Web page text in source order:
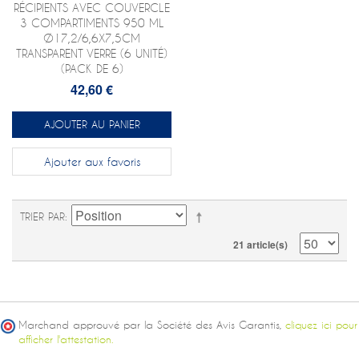
RÉCIPIENTS AVEC COUVERCLE
3 COMPARTIMENTS 950 ML
Ø17,2/6,6X7,5CM
TRANSPARENT VERRE (6 UNITÉ)
(PACK DE 6)
42,60 €
AJOUTER AU PANIER
Ajouter aux favoris
TRIER PAR
21 article(s)
Marchand approuvé par la Société des Avis Garantis, cliquez ici pour
afficher l'attestation.